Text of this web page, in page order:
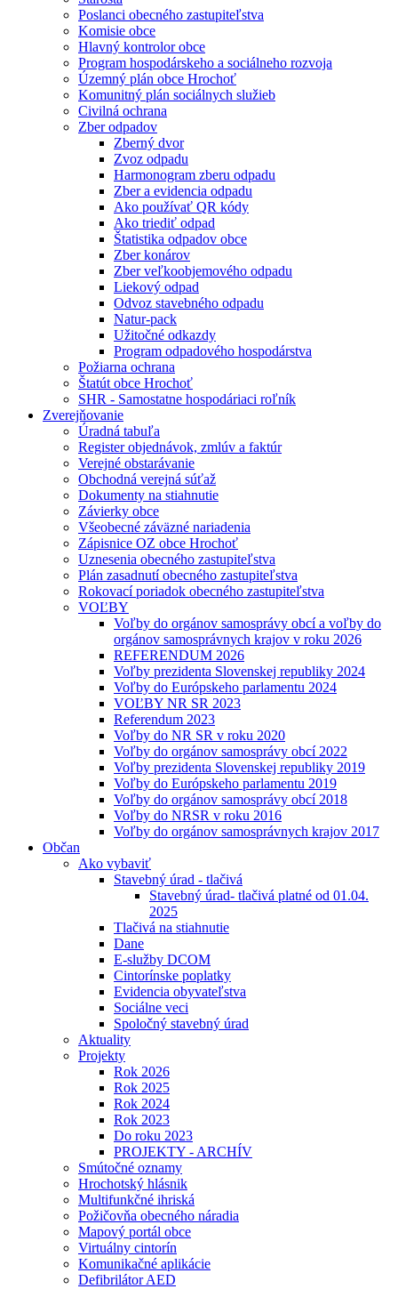
Poslanci obecného zastupiteľstva
Komisie obce
Hlavný kontrolor obce
Program hospodárskeho a sociálneho rozvoja
Územný plán obce Hrochoť
Komunitný plán sociálnych služieb
Civilná ochrana
Zber odpadov
Zberný dvor
Zvoz odpadu
Harmonogram zberu odpadu
Zber a evidencia odpadu
Ako používať QR kódy
Ako triediť odpad
Štatistika odpadov obce
Zber konárov
Zber veľkoobjemového odpadu
Liekový odpad
Odvoz stavebného odpadu
Natur-pack
Užitočné odkazdy
Program odpadového hospodárstva
Požiarna ochrana
Štatút obce Hrochoť
SHR - Samostatne hospodáriaci roľník
Zverejňovanie
Úradná tabuľa
Register objednávok, zmlúv a faktúr
Verejné obstarávanie
Obchodná verejná súťaž
Dokumenty na stiahnutie
Závierky obce
Všeobecné záväzné nariadenia
Zápisnice OZ obce Hrochoť
Uznesenia obecného zastupiteľstva
Plán zasadnutí obecného zastupiteľstva
Rokovací poriadok obecného zastupiteľstva
VOĽBY
Voľby do orgánov samosprávy obcí a voľby do
orgánov samosprávnych krajov v roku 2026
REFERENDUM 2026
Voľby prezidenta Slovenskej republiky 2024
Voľby do Európskeho parlamentu 2024
VOĽBY NR SR 2023
Referendum 2023
Voľby do NR SR v roku 2020
Voľby do orgánov samosprávy obcí 2022
Voľby prezidenta Slovenskej republiky 2019
Voľby do Európskeho parlamentu 2019
Voľby do orgánov samosprávy obcí 2018
Voľby do NRSR v roku 2016
Voľby do orgánov samosprávnych krajov 2017
Občan
Ako vybaviť
Stavebný úrad - tlačivá
Stavebný úrad- tlačivá platné od 01.04.
2025
Tlačivá na stiahnutie
Dane
E-služby DCOM
Cintorínske poplatky
Evidencia obyvateľstva
Sociálne veci
Spoločný stavebný úrad
Aktuality
Projekty
Rok 2026
Rok 2025
Rok 2024
Rok 2023
Do roku 2023
PROJEKTY - ARCHÍV
Smútočné oznamy
Hrochotský hlásnik
Multifunkčné ihriská
Požičovňa obecného náradia
Mapový portál obce
Virtuálny cintorín
Komunikačné aplikácie
Defibrilátor AED